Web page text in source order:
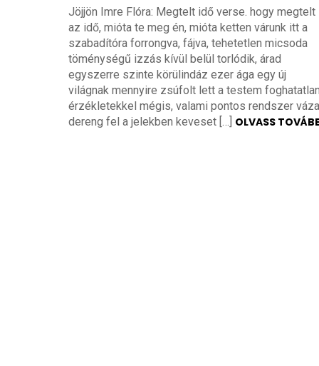
Jöjjön Imre Flóra: Megtelt idő verse. hogy megtelt
az idő, mióta te meg én, mióta ketten várunk itt a
szabadítóra forrongva, fájva, tehetetlen micsoda
töménységű izzás kívül belül torlódik, árad
egyszerre szinte körülindáz ezer ága egy új
világnak mennyire zsúfolt lett a testem
érzékletekkel mégis, valami pontos rendszer váza
dereng fel a jelekben keveset […] OLVASS